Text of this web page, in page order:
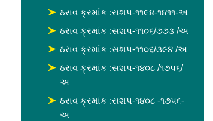
ઠરાવ ક્રમાંક :સશપ-૧૧૯૪-૧૪૧૧-અ
ઠરાવ ક્રમાંક :સશપ-૧૧૦૬/૭૭૩ /અ
ઠરાવ ક્રમાંક :સશપ-૧૧૦૬/૩૯૪ /અ
ઠરાવ ક્રમાંક :સશપ-૧૪૦૮ /૧૭૫૬/
અ
ઠરાવ ક્રમાંક :સશપ-૧૪૦૮ -૧૭૫૬-
અ